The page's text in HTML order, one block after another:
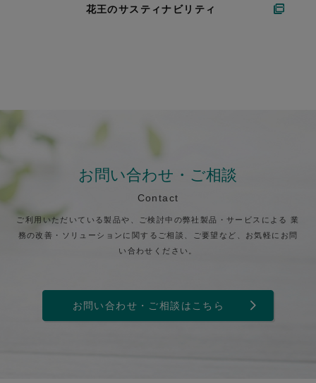
花王のサスティナビリティ
お問い合わせ・ご相談
Contact
ご利用いただいている製品や、ご検討中の弊社製品・サービスによる 業
務の改善・ソリューションに関するご相談、ご要望など、お気軽にお問
い合わせください。
お問い合わせ・ご相談はこちら